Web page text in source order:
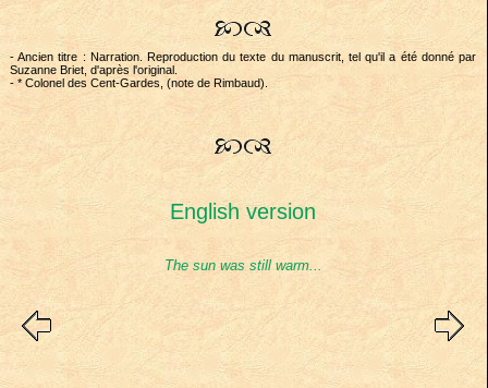
- Ancien titre : Narration. Reproduction du texte du manuscrit, tel qu'il a été donné par
Suzanne Briet, d'après l'original.
- * Colonel des Cent-Gardes, (note de Rimbaud).
English version
The sun was still warm...